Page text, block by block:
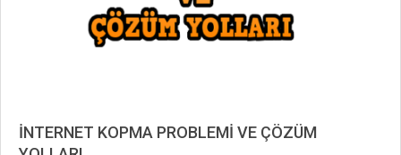
İNTERNET KOPMA PROBLEMİ VE ÇÖZÜM